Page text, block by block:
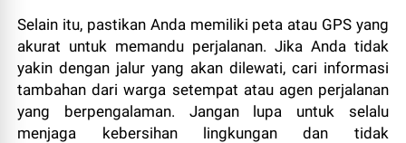
Selain itu, pastikan Anda memiliki peta atau GPS yang
akurat untuk memandu perjalanan. Jika Anda tidak
yakin dengan jalur yang akan dilewati, cari informasi
tambahan dari warga setempat atau agen perjalanan
yang berpengalaman. Jangan lupa untuk selalu
menjaga kebersihan lingkungan dan tidak